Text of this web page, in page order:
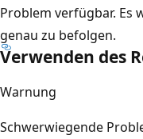
Problem verfügbar. Es
genau zu befolgen.
Verwenden des
Warnung
Schwerwiegende